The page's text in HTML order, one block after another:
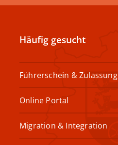
Häufig gesucht
Führerschein & Zulassung
Online Portal
Migration & Integration